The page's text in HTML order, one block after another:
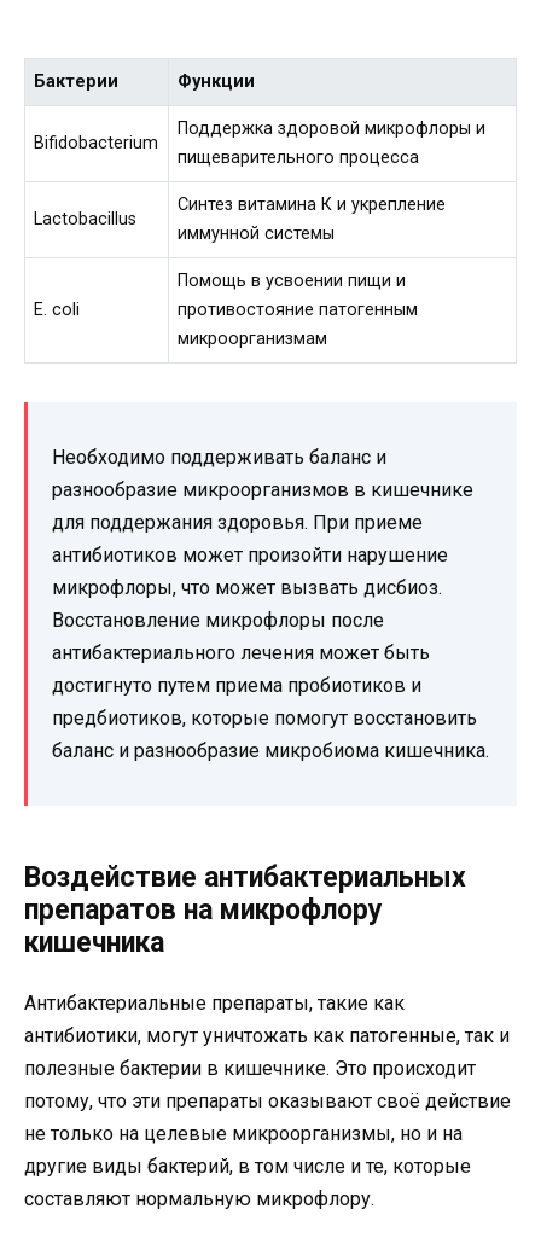
Бактерии Функции
Bifidobacterium
Поддержка здоровой микрофлоры и
пищеварительного процесса
Lactobacillus
Синтез витамина К и укрепление
иммунной системы
E. coli
Помощь в усвоении пищи и
противостояние патогенным
микроорганизмам
Необходимо поддерживать баланс и
разнообразие микроорганизмов в кишечнике
для поддержания здоровья. При приеме
антибиотиков может произойти нарушение
микрофлоры, что может вызвать дисбиоз.
Восстановление микрофлоры после
антибактериального лечения может быть
достигнуто путем приема пробиотиков и
предбиотиков, которые помогут восстановить
баланс и разнообразие микробиома кишечника.
Воздействие антибактериальных
препаратов на микрофлору
кишечника
Антибактериальные препараты, такие как
антибиотики, могут уничтожать как патогенные, так и
полезные бактерии в кишечнике. Это происходит
потому, что эти препараты оказывают своё действие
не только на целевые микроорганизмы, но и на
другие виды бактерий, в том числе и те, которые
составляют нормальную микрофлору.